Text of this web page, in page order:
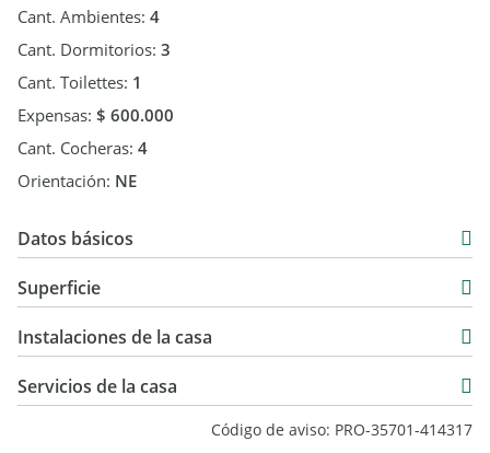
Cant. Ambientes: 4
Cant. Dormitorios: 3
Cant. Toilettes: 1
Expensas: $ 600.000
Cant. Cocheras: 4
Orientación: NE
Datos básicos
Venta
USD 295.000
Superficie
980 m2
160 m2
Instalaciones de la casa
Servicios de la casa
Código de aviso: PRO-35701-414317